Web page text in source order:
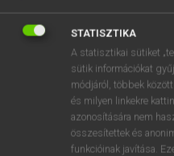
Díjmentes angol
ige have a
⚲ megúszikkeresése
STATISZTIKA
A statisztikai sütiket
sütik információkat
módjáról, többek
és milyen linkekre
azonosítására nem
összesítettek és
funkcióinak javítása.
r t z u i
k l
n m ,